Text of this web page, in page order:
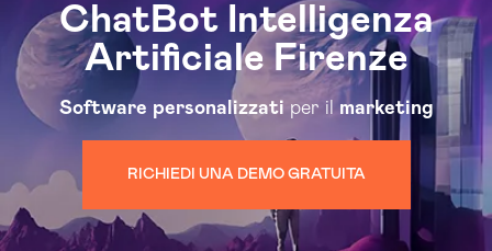
ChatBot Intelligenza
Artificiale Firenze
Software personalizzati per ilmarketing
RICHIEDI UNA DEMO GRATUITA